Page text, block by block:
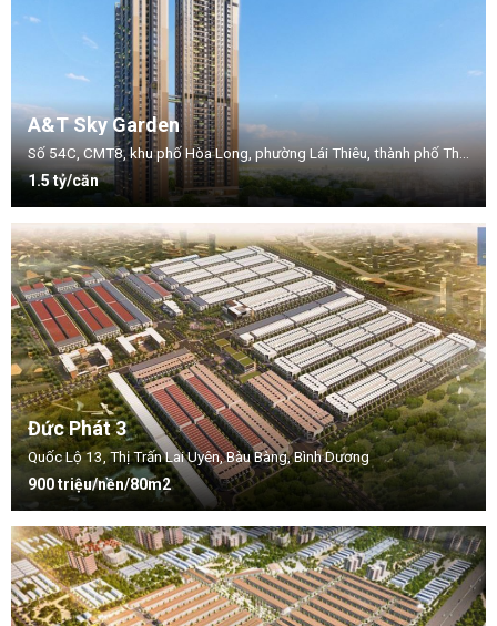
A&T Sky Garden
Số 54C, CMT8, khu phố Hòa Long, phường Lái Thiêu, thành phố Thuận An, tỉnh Bình Dương.
1.5 tỷ/căn
Đức Phát 3
Quốc Lộ 13, Thị Trấn Lai Uyên, Bàu Bàng, Bình Dương
900 triệu/nền/80m2